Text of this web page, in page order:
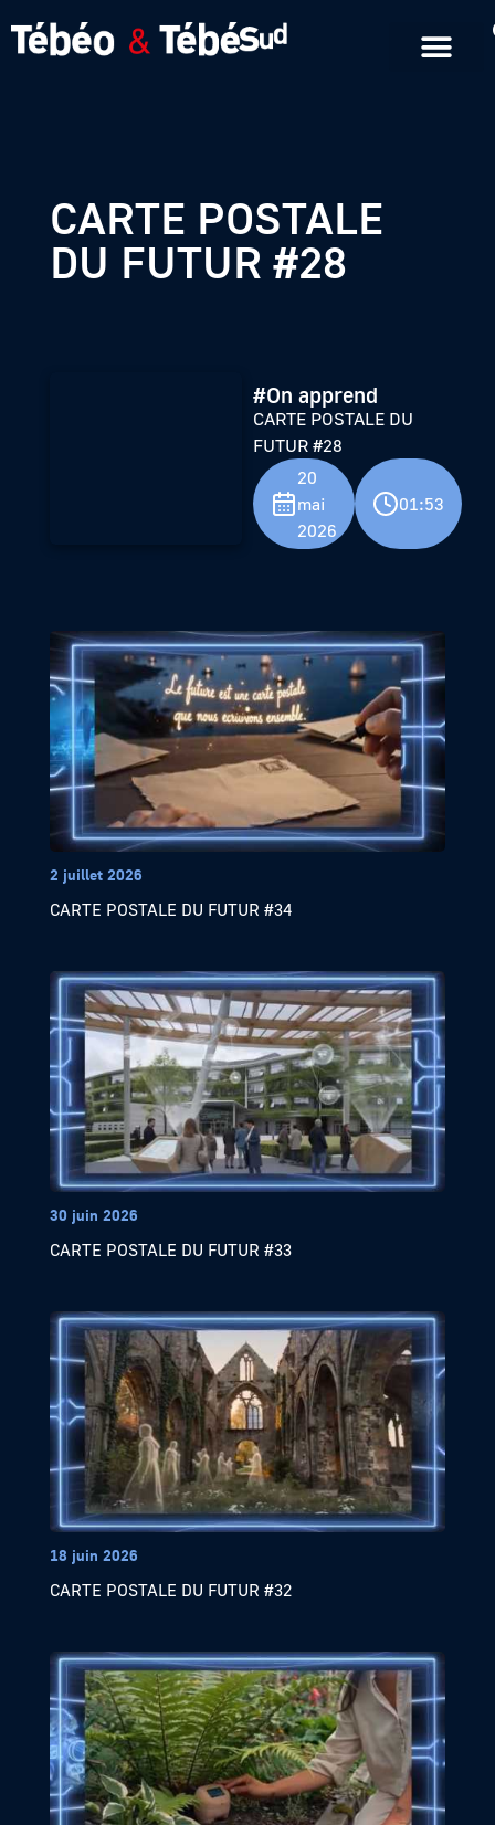
CARTE POSTALE
DU FUTUR #28
#On apprend
CARTE POSTALE DU
FUTUR #28
20
mai
2026
01:53
2 juillet 2026
CARTE POSTALE DU FUTUR #34
30 juin 2026
CARTE POSTALE DU FUTUR #33
18 juin 2026
CARTE POSTALE DU FUTUR #32